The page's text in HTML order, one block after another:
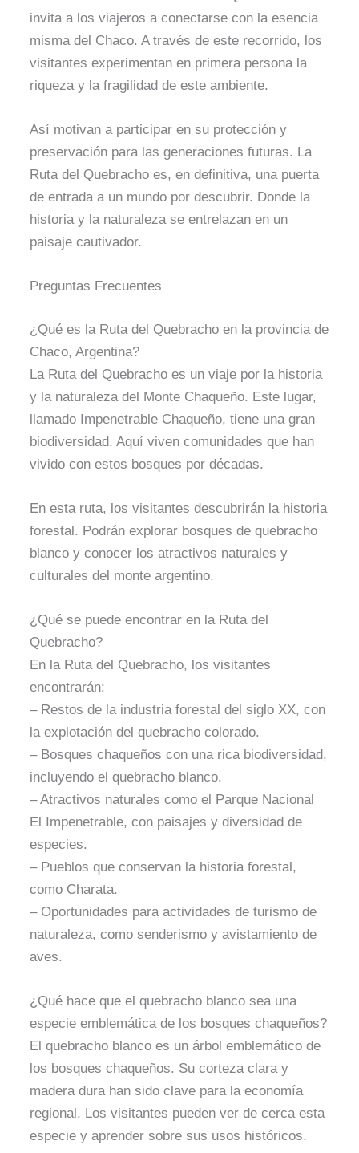
invita a los viajeros a conectarse con la esencia
misma del Chaco. A través de este recorrido, los
visitantes experimentan en primera persona la
riqueza y la fragilidad de este ambiente.
Así motivan a participar en su protección y
preservación para las generaciones futuras. La
Ruta del Quebracho es, en definitiva, una puerta
de entrada a un mundo por descubrir. Donde la
historia y la naturaleza se entrelazan en un
paisaje cautivador.
Preguntas Frecuentes
¿Qué es la Ruta del Quebracho en la provincia de
Chaco, Argentina?
La Ruta del Quebracho es un viaje por la historia
y la naturaleza del Monte Chaqueño. Este lugar,
llamado Impenetrable Chaqueño, tiene una gran
biodiversidad. Aquí viven comunidades que han
vivido con estos bosques por décadas.
En esta ruta, los visitantes descubrirán la historia
forestal. Podrán explorar bosques de quebracho
blanco y conocer los atractivos naturales y
culturales del monte argentino.
¿Qué se puede encontrar en la Ruta del
Quebracho?
En la Ruta del Quebracho, los visitantes
encontrarán:
– Restos de la industria forestal del siglo XX, con
la explotación del quebracho colorado.
– Bosques chaqueños con una rica biodiversidad,
incluyendo el quebracho blanco.
– Atractivos naturales como el Parque Nacional
El Impenetrable, con paisajes y diversidad de
especies.
– Pueblos que conservan la historia forestal,
como Charata.
– Oportunidades para actividades de turismo de
naturaleza, como senderismo y avistamiento de
aves.
¿Qué hace que el quebracho blanco sea una
especie emblemática de los bosques chaqueños?
El quebracho blanco es un árbol emblemático de
los bosques chaqueños. Su corteza clara y
madera dura han sido clave para la economía
regional. Los visitantes pueden ver de cerca esta
especie y aprender sobre sus usos históricos.